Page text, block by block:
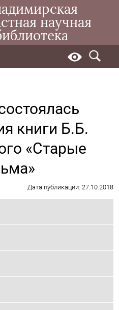
научная
книги Б.Б.
«Старые
Дата публикации: 27.10.2018